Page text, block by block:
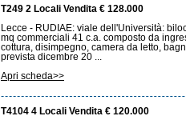
T249 2 Locali Vendita € 128.000
Lecce - RUDIAE: viale dell'Università:
mq commerciali 41 c.a. composto da
cottura, disimpegno, camera da letto,
prevista dicembre 20 ...
Apri scheda>>
T4104 4 Locali Vendita € 120.000